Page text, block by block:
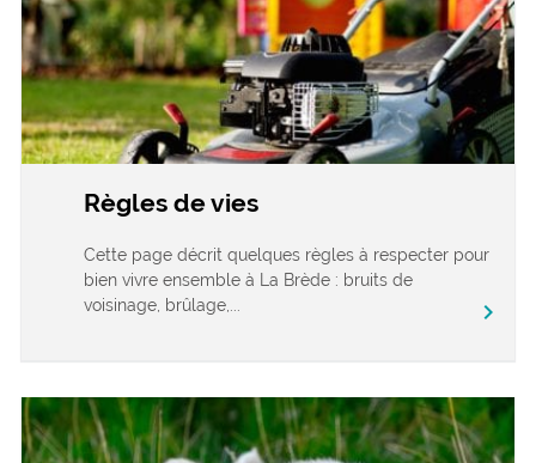
Règles de vies
Cette page décrit quelques règles à respecter pour
bien vivre ensemble à La Brède : bruits de
voisinage, brûlage,...
chevron_right